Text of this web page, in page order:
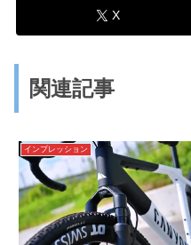
X
関連記事
インプレッション